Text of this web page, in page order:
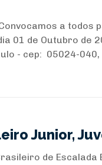
a
01 de Outubro de
- cep: 05024-
Junior,
de